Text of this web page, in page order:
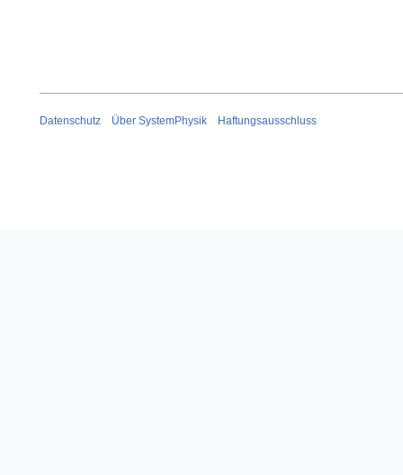
Datenschutz Über SystemPhysik Haftungsausschluss